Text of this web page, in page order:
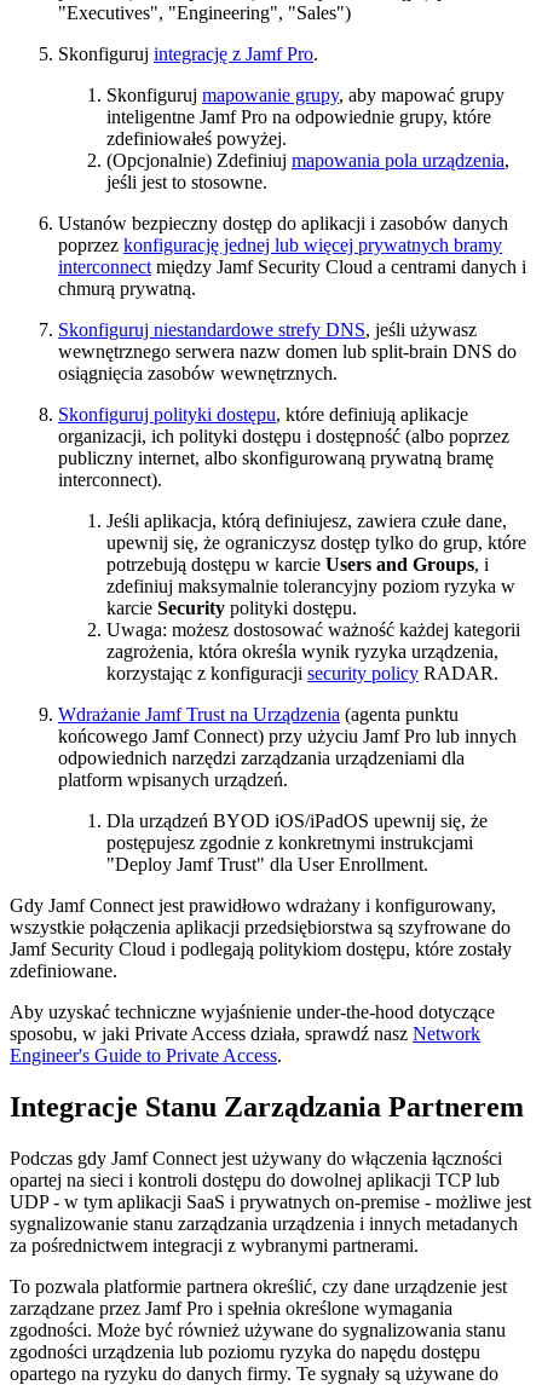
"Executives", "Engineering", "Sales")
Skonfiguruj integrację z Jamf Pro.
Skonfiguruj mapowanie grupy, aby mapować grupy
inteligentne Jamf Pro na odpowiednie grupy, które
zdefiniowałeś powyżej.
(Opcjonalnie) Zdefiniuj mapowania pola urządzenia,
jeśli jest to stosowne.
Ustanów bezpieczny dostęp do aplikacji i zasobów danych
poprzez konfigurację jednej lub więcej prywatnych bramy
interconnectmiędzy Jamf Security Cloud a centrami danych i
chmurą prywatną.
Skonfiguruj niestandardowe strefy DNS, jeśli używasz
wewnętrznego serwera nazw domen lub split-brain DNS do
osiągnięcia zasobów wewnętrznych.
Skonfiguruj polityki dostępu, które definiują aplikacje
organizacji, ich polityki dostępu i dostępność (albo poprzez
publiczny internet, albo skonfigurowaną prywatną bramę
interconnect).
Jeśli aplikacja, którą definiujesz, zawiera czułe dane,
upewnij się, że ograniczysz dostęp tylko do grup, które
potrzebują dostępu w karcie Users and Groups, i
zdefiniuj maksymalnie tolerancyjny poziom ryzyka w
karcie Security polityki dostępu.
Uwaga: możesz dostosować ważność każdej kategorii
zagrożenia, która określa wynik ryzyka urządzenia,
korzystając z konfiguracji security policy RADAR.
Wdrażanie Jamf Trust na Urządzenia (agenta punktu
końcowego Jamf Connect) przy użyciu Jamf Pro lub innych
odpowiednich narzędzi zarządzania urządzeniami dla
platform wpisanych urządzeń.
Dla urządzeń BYOD iOS/iPadOS upewnij się, że
postępujesz zgodnie z konkretnymi instrukcjami
"Deploy Jamf Trust" dla User Enrollment.
Gdy Jamf Connect jest prawidłowo wdrażany i konfigurowany,
wszystkie połączenia aplikacji przedsiębiorstwa są szyfrowane do
Jamf Security Cloud i podlegają politykiom dostępu, które zostały
zdefiniowane.
Aby uzyskać techniczne wyjaśnienie under-the-hood dotyczące
sposobu, w jaki Private Access działa, sprawdź nasz Network
Engineer's Guide to Private Access.
Integracje Stanu Zarządzania Partnerem
Podczas gdy Jamf Connect jest używany do włączenia łączności
opartej na sieci i kontroli dostępu do dowolnej aplikacji TCP lub
UDP - w tym aplikacji SaaS i prywatnych on-premise - możliwe jest
sygnalizowanie stanu zarządzania urządzenia i innych metadanych
za pośrednictwem integracji z wybranymi partnerami.
To pozwala platformie partnera określić, czy dane urządzenie jest
zarządzane przez Jamf Pro i spełnia określone wymagania
zgodności. Może być również używane do sygnalizowania stanu
zgodności urządzenia lub poziomu ryzyka do napędu dostępu
opartego na ryzyku do danych firmy. Te sygnały są używane do